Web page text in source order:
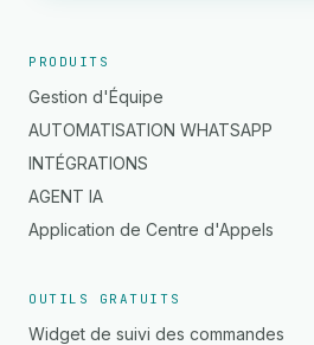
PRODUITS
Gestion d'Équipe
AUTOMATISATION WHATSAPP
INTÉGRATIONS
AGENT IA
Application de Centre d'Appels
OUTILS GRATUITS
Widget de suivi des commandes